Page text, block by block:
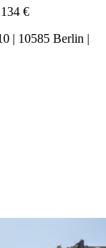
€
| 10585 Berlin |